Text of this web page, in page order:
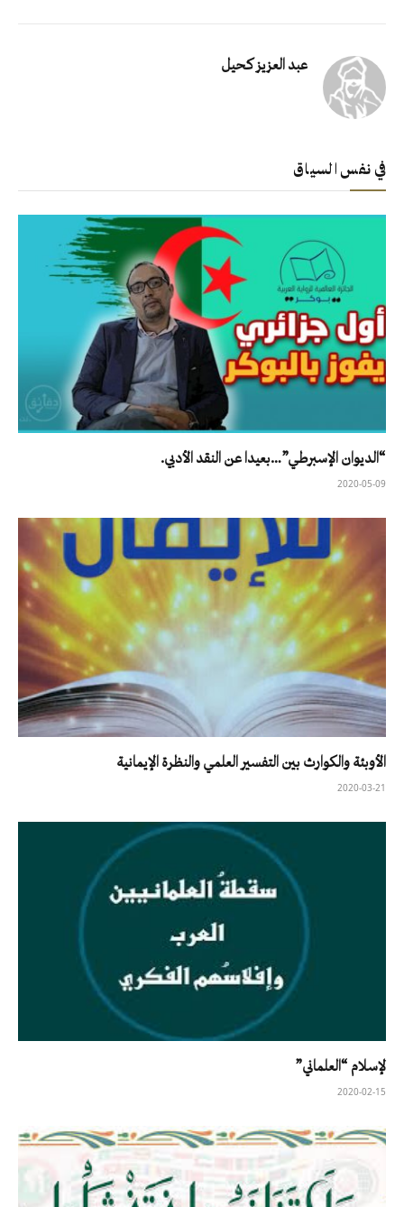
عبد العزيز كحيل
في نفس السياق
“الديوان الإسبرطي”…بعيدا عن النقد الأدبي.
2020-05-09
الأوبئة والكوارث بين التفسير العلمي والنظرة الإيمانية
2020-03-21
لإسلام “العلماني”
2020-02-15